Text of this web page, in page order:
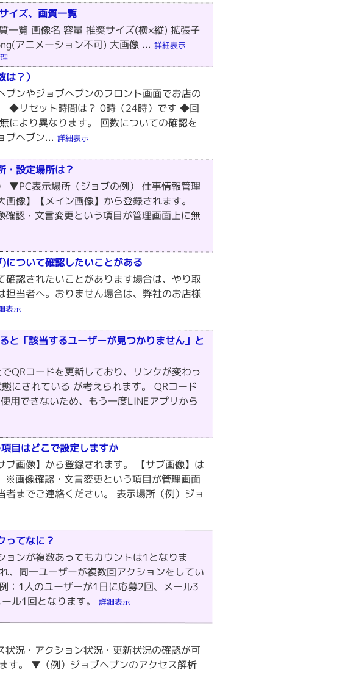
イズ、画質一覧
一覧 画像名 容量 推奨サイズ(横×縦) 拡張子
アニメーション不可) 大画像 ...詳細表示
？）
ンやジョブヘブンのフロント画面でお店の
◆リセット時間は？ 0時（24時）です ◆回
により異なります。 回数についての確認を
ブヘブン...詳細表示
・設定場所は？
▼PC表示場所（ジョブの例） 仕事情報管理
像】【メイン画像】から登録されます。
認・文言変更という項目が管理画面上に無
ついて確認したいことがある
認されたいことがあります場合は、やり取
担当者へ。おりません場合は、弊社のお店様
表示
と「該当するユーザーが見つかりません」と
QRコードを更新しており、リンクが変わっ
にされている が考えられます。 QRコード
用できないため、もう一度LINEアプリから
目はどこで設定しますか
画像】から登録されます。 【サブ画像】は
※画像確認・文言変更という項目が管理画面
までご連絡ください。 表示場所（例）ジョ
ってなに？
ンが複数あってもカウントは1となりま
、同一ユーザーが複数回アクションをしてい
：1人のユーザーが1日に応募2回、メール3
ル1回となります。詳細表示
況・アクション状況・更新状況の確認が可
す。 ▼（例）ジョブヘブンのアクセス解析